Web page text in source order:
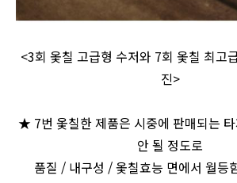
<3회 옻칠 고급형 수저와 7회 옻칠 최고
진>
★ 7번 옻칠한 제품은 시중에 판매되는
안 될 정도로
품질 / 내구성 / 옻칠효능 면에서 월등